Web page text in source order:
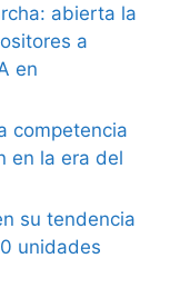
abierta la
a
en
competencia
en la era del
su tendencia
unidades